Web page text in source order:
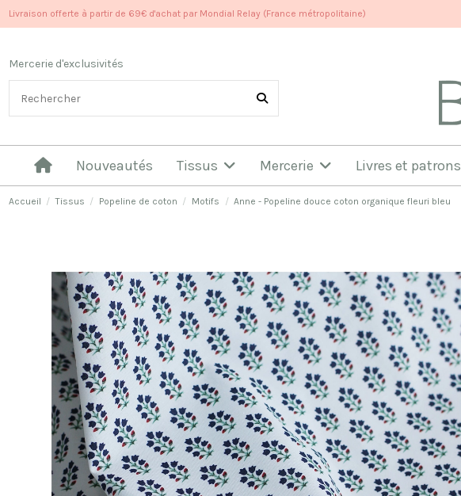
Livraison offerte à partir de 69€ d'achat par Mondial Relay (France métropolitaine)
Mercerie d'exclusivités
Nouveautés Tissus Mercerie Livres et patrons
Accueil Tissus Popeline de coton Motifs Anne - Popeline douce coton organique fleuri bleu